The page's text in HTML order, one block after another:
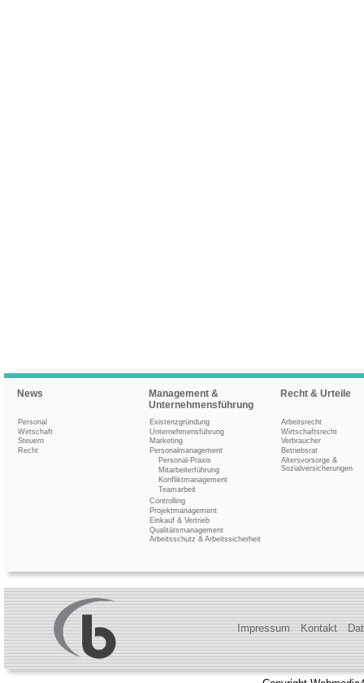
News
Personal
Wirtschaft
Steuern
Recht
Management &
Unternehmensführung
Existenzgründung
Unternehmensführung
Marketing
Personalmanagement
Personal-Praxis
Mitarbeiterführung
Konfliktmanagement
Teamarbeit
Controlling
Projektmanagement
Einkauf & Vertrieb
Qualitätsmanagement
Arbeitsschutz & Arbeitssicherheit
Recht & Urteile
Arbeitsrecht
Wirtschaftsrecht
Verbraucher
Betriebsrat
Altersvorsorge &
Sozialversicherungen
Impressum Kontakt